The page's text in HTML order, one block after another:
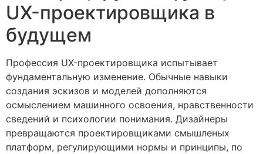
UX-проектировщика в
будущем
Профессия UX-проектировщика испытывает
фундаментальную изменение. Обычные навыки
создания эскизов и моделей дополняются
осмыслением машинного освоения, нравственности
сведений и психологии понимания. Дизайнеры
превращаются проектировщиками смышленых
платформ, регулирующими нормы и принципы, по